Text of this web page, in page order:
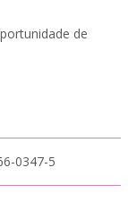
de
0347-5